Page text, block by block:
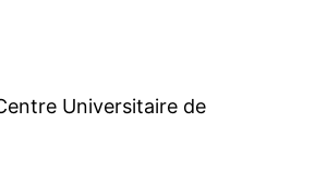
Universitaire de